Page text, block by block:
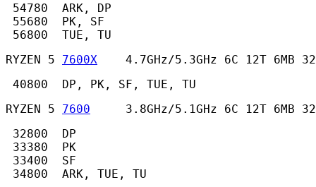
54780  ARK, DP
55680  PK, SF
56800  TUE, TU
RYZEN 5 7600X
4.7GHz/5.3GHz 6C 12T 6MB
40800  DP, PK, SF, TUE, TU
RYZEN 5 7600
3.8GHz/5.1GHz 6C 12T 6MB
32800  DP
33380  PK
33400  SF
34800  ARK, TUE, TU